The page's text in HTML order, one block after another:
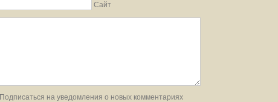
Сайт
Подписаться на уведомления о новых комментариях